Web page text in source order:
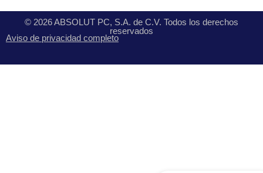
© 2026 ABSOLUT PC, S.A. de C.V. Todos los derechos
reservados
Aviso de privacidad completo